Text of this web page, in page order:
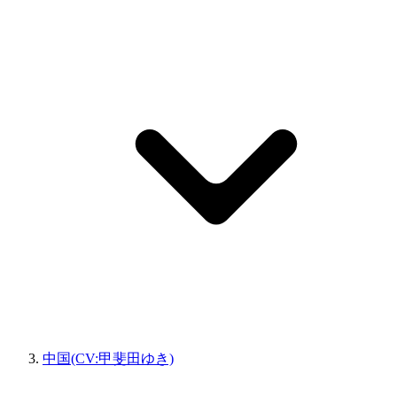
中国(CV:甲斐田ゆき)